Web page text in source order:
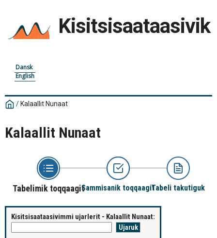
Kisitsisaataasivik
Dansk
English
/ Kalaallit Nunaat
Kalaallit Nunaat
Tabelimik toqqaagitSammisanik toqqaagitTabeli takutiguk
Kisitsisaataasivimmi ujarlerit - Kalaallit Nunaat: